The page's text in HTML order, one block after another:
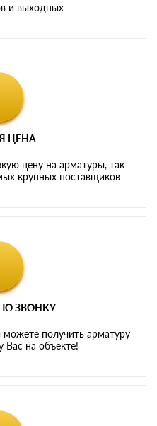
и выходных
ЦЕНА
цену на арматуры, так
крупных поставщиков
ЗВОНКУ
получить арматуру
Вас на объекте!